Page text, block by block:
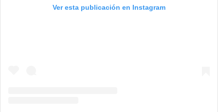
Ver esta publicación en Instagram